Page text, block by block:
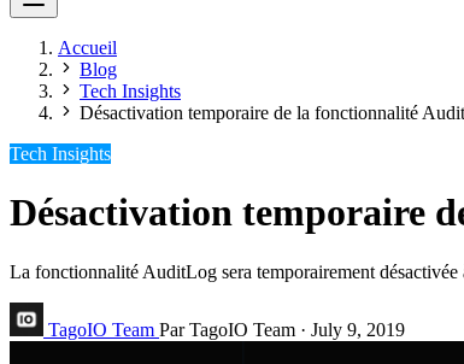
Accueil
Blog
Tech Insights
Désactivation temporaire de la fonctionnalité
Tech Insights
Désactivation temporaire
La fonctionnalité AuditLog sera temporairement
TagoIO Team Par TagoIO Team · July 9, 2019